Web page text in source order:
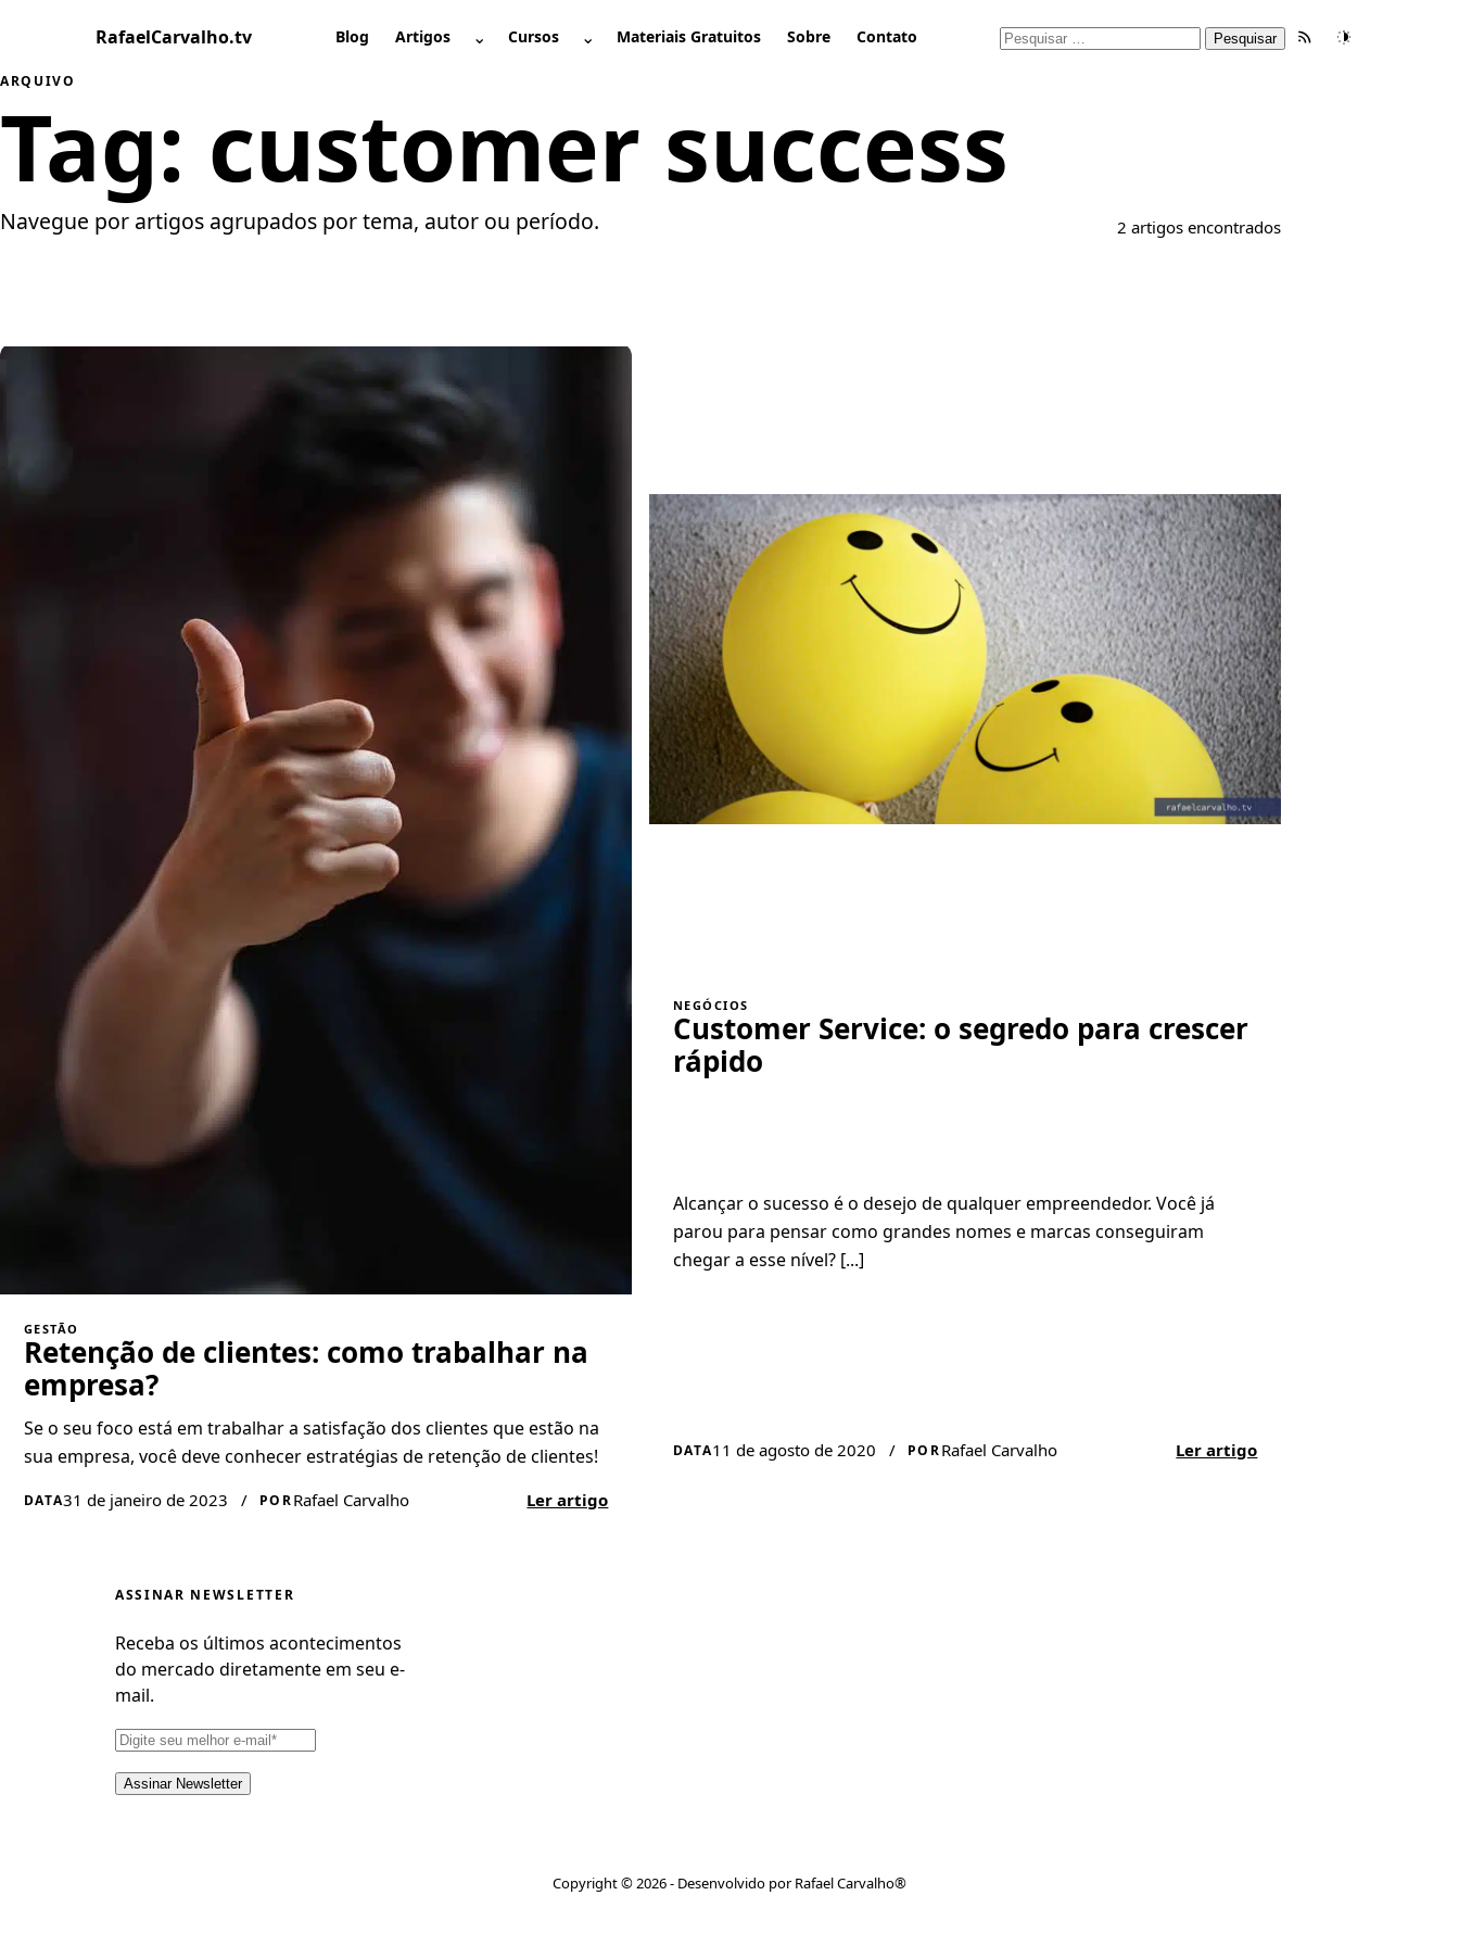
conteúdo
RafaelCarvalho.tv Blog Artigos Abrir submenu
⌄ Cursos Abrir submenu
⌄ Materiais Gratuitos Sobre Contato
Pesquisar
Feed RSSTema
ARQUIVO
Tag: customer success
Navegue por artigos agrupados por tema, autor ou período. 2 artigos encontrados
GESTÃO
Retenção de clientes: como trabalhar na
empresa?
Se o seu foco está em trabalhar a satisfação dos clientes que estão na
sua empresa, você deve conhecer estratégias de retenção de clientes!
DATA31 de janeiro de 2023 / PORRafael Carvalho Ler artigo
NEGÓCIOS
Customer Service: o segredo para crescer
rápido
Alcançar o sucesso é o desejo de qualquer empreendedor. Você já
parou para pensar como grandes nomes e marcas conseguiram
chegar a esse nível? [...]
DATA11 de agosto de 2020 / PORRafael Carvalho Ler artigo
ASSINAR NEWSLETTER
Receba os últimos acontecimentos
do mercado diretamente em seu e-
mail.
Copyright © 2026 - Desenvolvido por Rafael Carvalho®